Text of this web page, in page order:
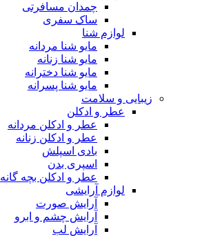
چمدان مسافرتی
ساک سفری
لوازم شنا
مایو شنا مردانه
مایو شنا زنانه
مایو شنا دخترانه
مایو شنا پسرانه
زیبایی و سلامت
عطر و ادکلن
عطر و ادکلن مردانه
عطر و ادکلن زنانه
بادی اسپلش
اسپری بدن
عطر و ادکلن بچه گانه
لوازم آرایشی
آرایش صورت
آرایش چشم و ابرو
آرایش لب